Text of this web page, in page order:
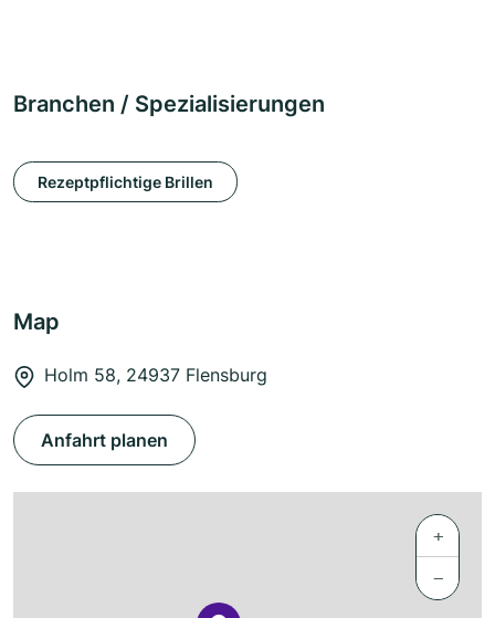
Branchen / Spezialisierungen
Rezeptpflichtige Brillen
Map
Holm 58, 24937 Flensburg
Anfahrt planen
+
−